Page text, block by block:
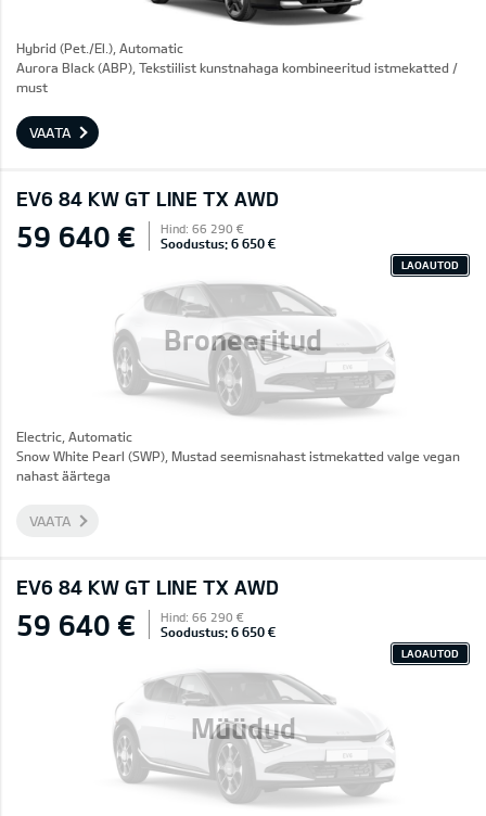
Hybrid (Pet./El.), Automatic
Aurora Black (ABP), Tekstiilist kunstnahaga kombineeritud istmekatted /
must
VAATA
EV6 84 KW GT LINE TX AWD
Broneeritud
59 640 € Hind: 66 290 €
Soodustus: 6 650 €
LAOAUTOD
Electric, Automatic
Snow White Pearl (SWP), Mustad seemisnahast istmekatted valge vegan
nahast äärtega
VAATA
EV6 84 KW GT LINE TX AWD
Müüdud
59 640 € Hind: 66 290 €
Soodustus: 6 650 €
LAOAUTOD